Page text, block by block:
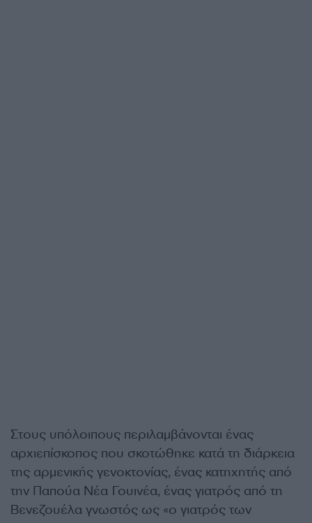
Στους υπόλοιπους περιλαμβάνονται ένας
αρχιεπίσκοπος που σκοτώθηκε κατά τη διάρκεια
της αρμενικής γενοκτονίας, ένας κατηχητής από
την Παπούα Νέα Γουινέα, ένας γιατρός από τη
Βενεζουέλα γνωστός ως «ο γιατρός των